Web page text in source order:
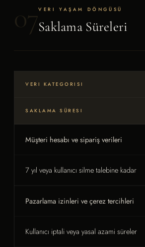
07VERI YAŞAM DÖNGÜSÜ
Saklama Süreleri
VERI KATEGORISI
SAKLAMA SÜRESI
Müşteri hesabı ve sipariş verileri
7 yıl veya kullanıcı silme talebine kadar
Pazarlama izinleri ve çerez tercihleri
Kullanıcı iptali veya yasal azami süreler